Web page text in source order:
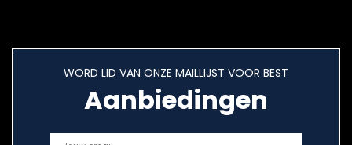
WORD LID VAN ONZE MAILLIJST VOOR BEST
Aanbiedingen